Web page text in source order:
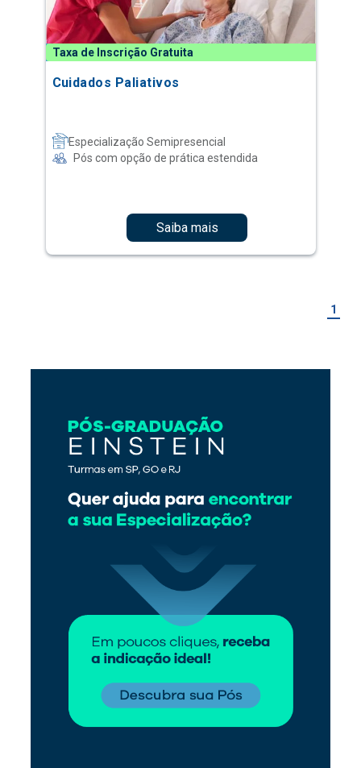
Taxa de Inscrição Gratuita
Cuidados Paliativos
Especialização Semipresencial
Pós com opção de prática estendida
Saiba mais
1